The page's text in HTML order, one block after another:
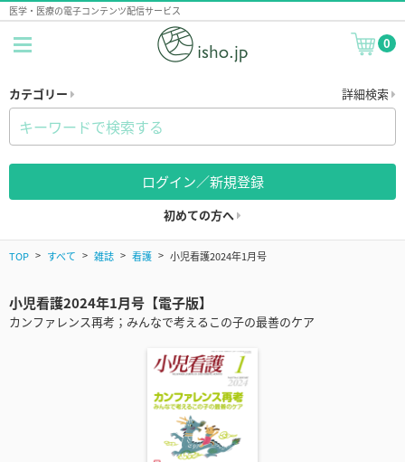
医学・医療の電子コンテンツ配信サービス
0
カテゴリー 詳細検索
ログイン／新規登録
初めての方へ
TOP すべて 雑誌 看護 小児看護2024年1月号
小児看護2024年1月号【電子版】
カンファレンス再考；みんなで考えるこの子の最善のケア